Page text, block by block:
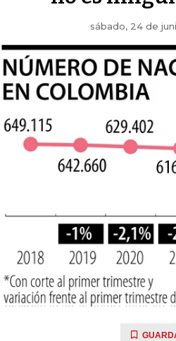
sábado, 24 de